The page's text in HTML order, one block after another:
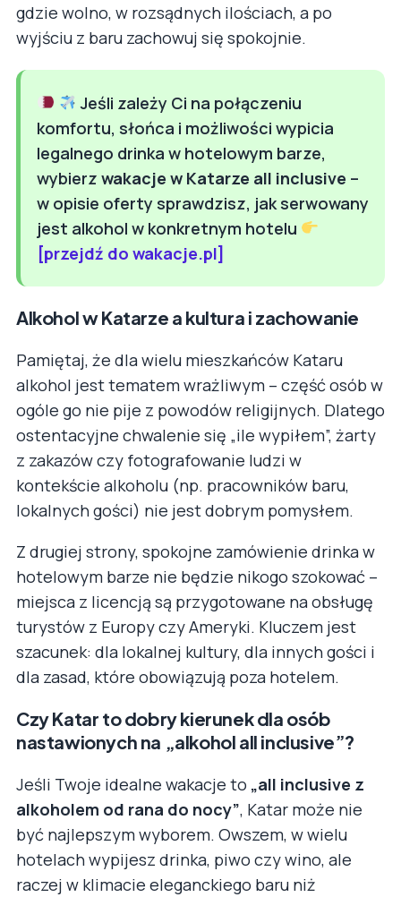
gdzie wolno, w rozsądnych ilościach, a po
wyjściu z baru zachowuj się spokojnie.
Jeśli zależy Ci na połączeniu
komfortu, słońca i możliwości wypicia
legalnego drinka w hotelowym barze,
wybierz wakacje w Katarze all inclusive –
w opisie oferty sprawdzisz, jak serwowany
jest alkohol w konkretnym hotelu
[przejdź do wakacje.pl]
Alkohol w Katarze a kultura i zachowanie
Pamiętaj, że dla wielu mieszkańców Kataru
alkohol jest tematem wrażliwym – część osób w
ogóle go nie pije z powodów religijnych. Dlatego
ostentacyjne chwalenie się „ile wypiłem”, żarty
z zakazów czy fotografowanie ludzi w
kontekście alkoholu (np. pracowników baru,
lokalnych gości) nie jest dobrym pomysłem.
Z drugiej strony, spokojne zamówienie drinka w
hotelowym barze nie będzie nikogo szokować –
miejsca z licencją są przygotowane na obsługę
turystów z Europy czy Ameryki. Kluczem jest
szacunek: dla lokalnej kultury, dla innych gości i
dla zasad, które obowiązują poza hotelem.
Czy Katar to dobry kierunek dla osób
nastawionych na „alkohol all inclusive”?
Jeśli Twoje idealne wakacje to „all inclusive z
alkoholem od rana do nocy”, Katar może nie
być najlepszym wyborem. Owszem, w wielu
hotelach wypijesz drinka, piwo czy wino, ale
raczej w klimacie eleganckiego baru niż